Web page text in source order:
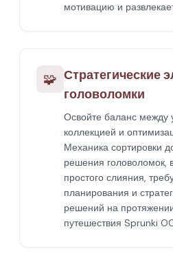
мотивацию и
🧩 Стратегические
головоломки
Освойте баланс между
коллекцией и
Механика сортировки
решения
простого слияния,
планирования и
решений на
путешествия Sprunki